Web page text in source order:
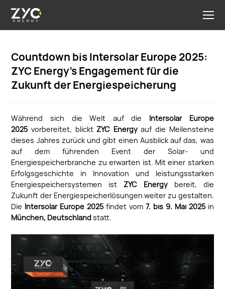
Countdown bis Intersolar Europe 2025:
ZYC Energy’s Engagement für die
Zukunft der Energiespeicherung
Während sich die Welt auf die Intersolar Europe
2025vorbereitet, blicktZYC Energyauf die Meilensteine
dieses Jahres zurück und gibt einen Ausblick auf das, was
auf dem führenden Event der Solar- und
Energiespeicherbranche zu erwarten ist. Mit einer starken
Erfolgsgeschichte in Innovation und leistungsstarken
Energiespeichersystemen istZYC Energybereit, die
Zukunft der Energiespeicherlösungen weiter zu gestalten.
Die Intersolar Europe 2025findet vom 7. bis 9. Mai 2025in
München, Deutschlandstatt.